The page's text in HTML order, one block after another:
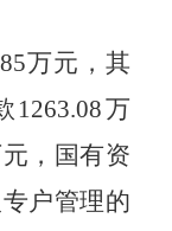
万元，其
1263.08万
，国有资
户管理的